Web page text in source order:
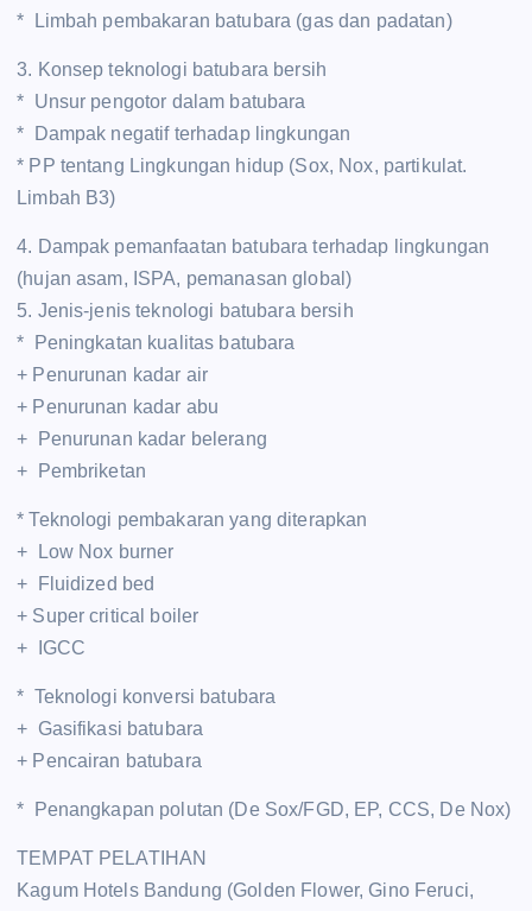
* Limbah pembakaran batubara (gas dan padatan)
3. Konsep teknologi batubara bersih
* Unsur pengotor dalam batubara
* Dampak negatif terhadap lingkungan
* PP tentang Lingkungan hidup (Sox, Nox, partikulat.
Limbah B3)
4. Dampak pemanfaatan batubara terhadap lingkungan
(hujan asam, ISPA, pemanasan global)
5. Jenis-jenis teknologi batubara bersih
* Peningkatan kualitas batubara
+ Penurunan kadar air
+ Penurunan kadar abu
+ Penurunan kadar belerang
+ Pembriketan
* Teknologi pembakaran yang diterapkan
+ Low Nox burner
+ Fluidized bed
+ Super critical boiler
+ IGCC
* Teknologi konversi batubara
+ Gasifikasi batubara
+ Pencairan batubara
* Penangkapan polutan (De Sox/FGD, EP, CCS, De Nox)
TEMPAT PELATIHAN
Kagum Hotels Bandung (Golden Flower, Gino Feruci,